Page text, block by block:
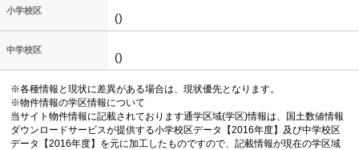
小学校区
()
中学校区
()
※各種情報と現状に差異がある場合は、現状優先となります。
※物件情報の学区情報について
当サイト物件情報に記載されております通学区域(学区)情報は、国土数値情報
ダウンロードサービスが提供する小学校区データ【2016年度】及び中学校区
データ【2016年度】を元に加工したものですので、記載情報が現在の学区域